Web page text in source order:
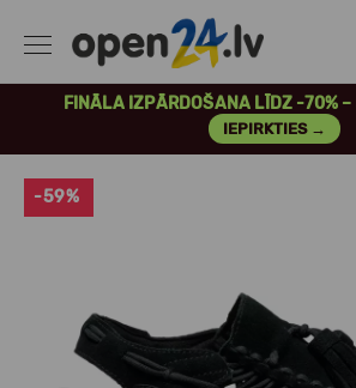
FINĀLA IZPĀRDOŠANA LĪDZ -70%
IEPIRKTIES →
-59%